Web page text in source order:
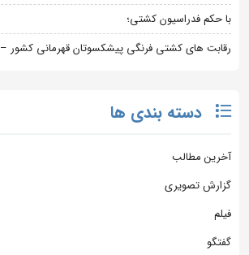
با حکم فدراسیون کشتی؛
رقابت های کشتی فرنگی پیشکسوتان قهرمانی کشور
دسته بندی ها
آخرین مطالب
گزارش تصویری
فیلم
گفتگو